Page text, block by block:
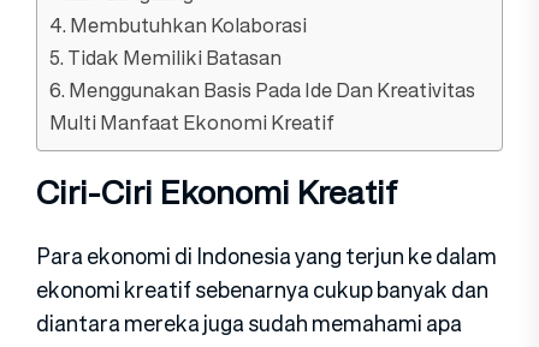
4. Membutuhkan Kolaborasi
5. Tidak Memiliki Batasan
6. Menggunakan Basis Pada Ide Dan Kreativitas
Multi Manfaat Ekonomi Kreatif
Ciri-Ciri Ekonomi Kreatif
Para ekonomi di Indonesia yang terjun ke dalam
ekonomi kreatif sebenarnya cukup banyak dan
diantara mereka juga sudah memahami apa